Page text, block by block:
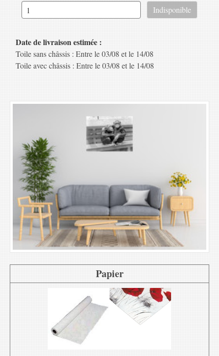
Date de livraison estimée :
Toile sans châssis : Entre le 03/08 et le 14/08
Toile avec châssis : Entre le 03/08 et le 14/08
Papier